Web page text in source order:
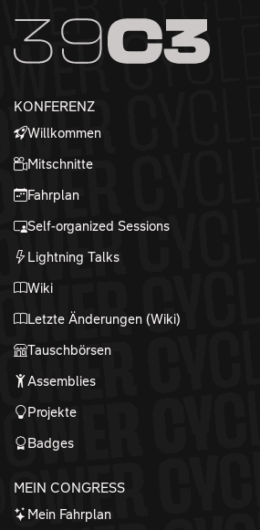
Zum Inhalt
Zum Footer
KONFERENZ
Willkommen
Mitschnitte
Fahrplan
Self-organized Sessions
Lightning Talks
Wiki
Letzte Änderungen (Wiki)
Tauschbörsen
Assemblies
Projekte
Badges
MEIN CONGRESS
Mein Fahrplan